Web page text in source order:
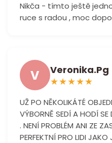
Nikča - tímto ještě
ruce s radou , moc
V
Veronika.Pg
★★★★★
UŽ PO NĚKOLIKÁTÉ
VÝBORNĚ SEDÍ A HODÍ
. NENÍ PROBLÉM ANI ZE
PERFEKTNÍ PRO LIDI